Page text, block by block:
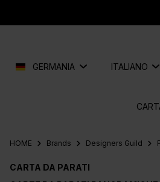
GERMANIA ITALIANO
HOME Brands Designers Guild
CARTA DA PARATI